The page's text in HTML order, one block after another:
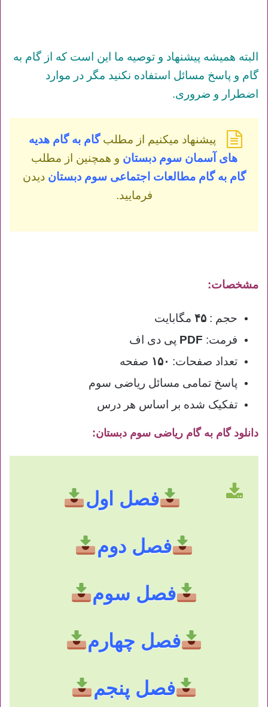
البته همیشه پیشنهاد و توصیه ما این است که از گام به
گام و پاسخ مسائل استفاده نکنید مگر در موارد
اضطرار و ضروری.
پیشنهاد میکنیم از مطلبگام به گام هدیه
های آسمان سوم دبستان و همچنین از مطلب
گام به گام مطالعات اجتماعی سوم دبستان دیدن
فرمایید.
مشخصات:
حجم : ۴۵ مگابایت
فرمت: PDF پی دی اف
تعداد صفحات: ۱۵۰ صفحه
پاسخ تمامی مسائل ریاضی سوم
تفکیک شده بر اساس هر درس
دانلود گام به گام ریاضی سوم دبستان:
فصل اول
فصل دوم
فصل سوم
فصل چهارم
فصل پنجم